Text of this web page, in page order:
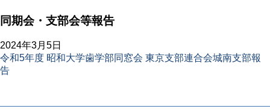
同期会・支部会等報告
2024年3月5日
令和5年度 昭和大学歯学部同窓会 東京支部連合会城南支部報
告